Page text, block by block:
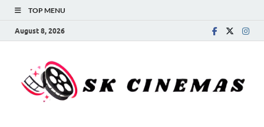
TOP MENU
August 8, 2026